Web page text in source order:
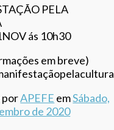
PELA
ás 10h30
em breve)
porAPEFE emSábado,
de 2020